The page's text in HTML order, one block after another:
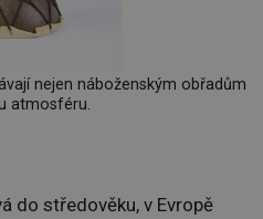
nejen náboženským obřadům
atmosféru.
do středověku, v Evropě